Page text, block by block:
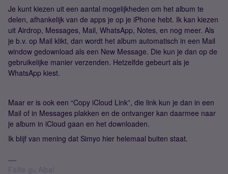
Je kunt kiezen uit een aantal mogelijkheden om het album te
delen, afhankelijk van de apps je op je iPhone hebt. Ik kan kiezen
uit Airdrop, Messages, Mail, WhatsApp, Notes, en nog meer. Als
je b.v. op Mail klikt, dan wordt het album automatisch in een Mail
window gedownload als een New Message. Die kun je dan op de
gebruikelijke manier verzenden. Hetzelfde gebeurt als je
WhatsApp kiest.
Maar er is ook een “Copy iCloud Link”, die link kun je dan in een
Mail of in Messages plakken en de ontvanger kan daarmee naar
je album in iCloud gaan en het downloaden.
Ik blijf van mening dat Simyo hier helemaal buiten staat.
Fàilte gu Alba!